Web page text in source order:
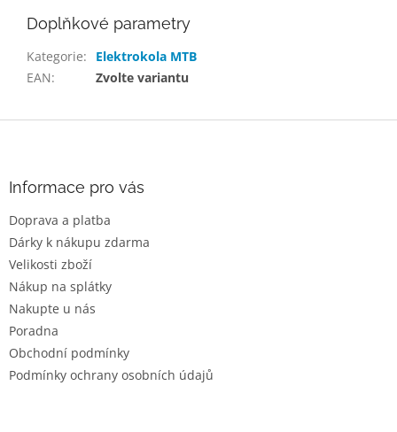
Doplňkové parametry
Kategorie:
Elektrokola MTB
EAN: Zvolte variantu
Informace pro vás
Doprava a platba
Dárky k nákupu zdarma
Velikosti zboží
Nákup na splátky
Nakupte u nás
Poradna
Obchodní podmínky
Podmínky ochrany osobních údajů